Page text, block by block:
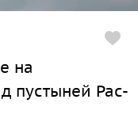
на
пустыней Рас-